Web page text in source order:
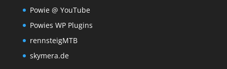
Powie @ YouTube
Powies WP Plugins
rennsteigMTB
skymera.de